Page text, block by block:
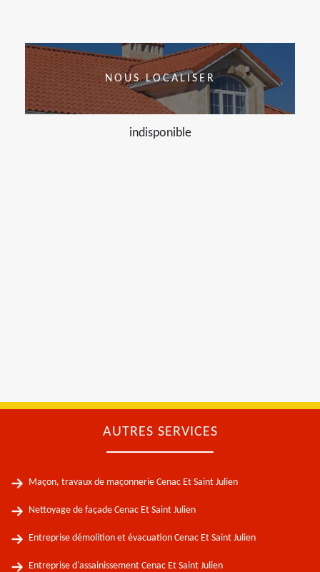
NOUS LOCALISER
indisponible
AUTRES SERVICES
Maçon, travaux de maçonnerie Cenac Et Saint Julien
Nettoyage de façade Cenac Et Saint Julien
Entreprise démolition et évacuation Cenac Et Saint Julien
Entreprise d'assainissement Cenac Et Saint Julien